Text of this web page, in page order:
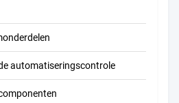
automatiseringscontrole